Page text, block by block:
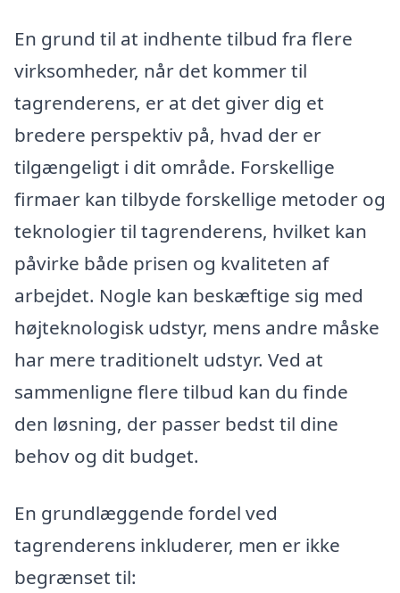
En grund til at indhente tilbud fra flere
virksomheder, når det kommer til
tagrenderens, er at det giver dig et
bredere perspektiv på, hvad der er
tilgængeligt i dit område. Forskellige
firmaer kan tilbyde forskellige metoder og
teknologier til tagrenderens, hvilket kan
påvirke både prisen og kvaliteten af
arbejdet. Nogle kan beskæftige sig med
højteknologisk udstyr, mens andre måske
har mere traditionelt udstyr. Ved at
sammenligne flere tilbud kan du finde
den løsning, der passer bedst til dine
behov og dit budget.
En grundlæggende fordel ved
tagrenderens inkluderer, men er ikke
begrænset til: